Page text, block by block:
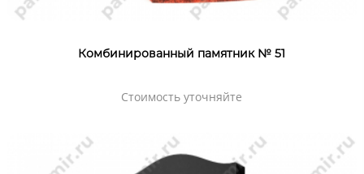
Комбинированный памятник № 51
Стоимость уточняйте